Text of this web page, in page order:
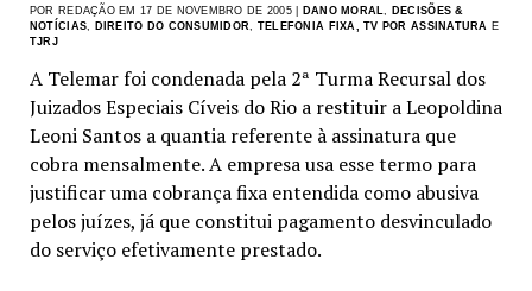
POR REDAÇÃO EM 17 DE NOVEMBRO DE 2005 | DANO MORAL
DECISÕES &
NOTÍCIAS
DIREITO DO CONSUMIDOR TELEFONIA FIXA, TV POR ASSINATURA E
TJRJ
A Telemar foi condenada pela 2ª Turma Recursal dos
Juizados Especiais Cíveis do Rio a restituir a Leopoldina
Leoni Santos a quantia referente à assinatura que
cobra mensalmente. A empresa usa esse termo para
justificar uma cobrança fixa entendida como abusiva
pelos juízes, já que constitui pagamento desvinculado
do serviço efetivamente prestado.